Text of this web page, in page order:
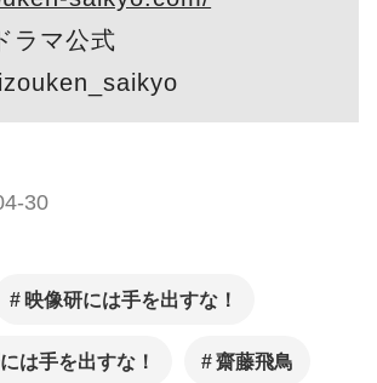
ラマ公式
30
映像研には手を出すな！
は手を出すな！ 齋藤飛鳥